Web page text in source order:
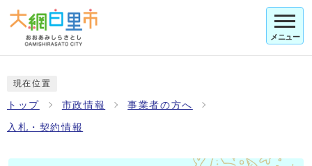
メニュー
現在位置
トップ 市政情報 事業者の方へ
入札・契約情報